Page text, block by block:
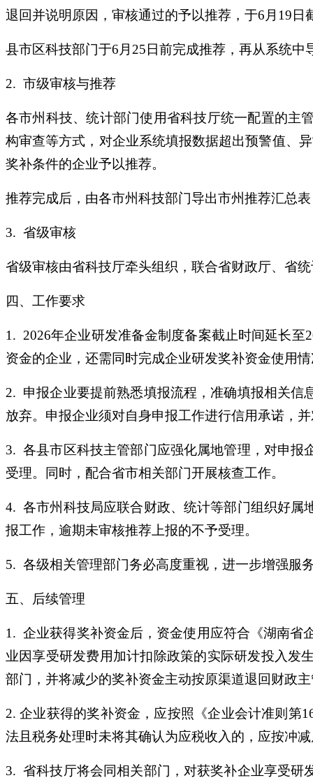
退回并说明原因，审核通过的予以推荐，于6月19
县市区科技部门于6月25日前完成推荐，再从系统
2. 市级审核与推荐
各市州科技、统计部门使用省科技厅统一配置的主
构审查等方式，对企业系统填报数据超出预警值、
奖补条件的企业予以推荐。
推荐完成后，由各市州科技部门导出市州推荐汇总
3. 省级审核
省级审核由省科技厅牵头组织，联合省财政厅、省
四、工作要求
1. 2026年企业研发准备金制度备案截止时间延长至
资金的企业，还需同时完成企业研发奖补资金使用
2. 申报企业要提前熟悉填报流程，准确填报相关信
放弃。申报企业须对自身申报工作进行信用承诺，
3. 各县市区科技主管部门应强化属地管理，对申报
受理。同时，配合省市相关部门开展核查工作。
4. 各市州科技局应联合财政、统计等部门组织好属
报工作，逾期未审核推荐上报的不予受理。
5. 各级相关管理部门务必高度重视，进一步增强服
五、后续管理
1. 企业获得奖补资金后，资金使用应符合《湖南省
业因享受研发费用加计扣除政策的实际研发投入发
部门，并将减少的奖补资金主动按原渠道退回财政
2. 企业获得的奖补资金，应按照《企业会计准则
法且税务处理时未将其确认为应税收入的，应按冲
3. 省科技厅将会同相关部门，对获奖补企业享受研